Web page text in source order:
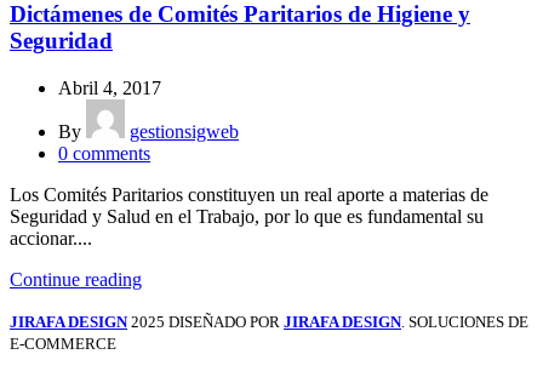
Dictámenes de Comités Paritarios de Higiene y
Seguridad
Abril 4, 2017
By
gestionsigweb
0 comments
Los Comités Paritarios constituyen un real aporte a materias de
Seguridad y Salud en el Trabajo, por lo que es fundamental su
accionar....
Continue reading
JIRAFA DESIGN 2025 DISEÑADO POR JIRAFA DESIGN. SOLUCIONES DE
E-COMMERCE